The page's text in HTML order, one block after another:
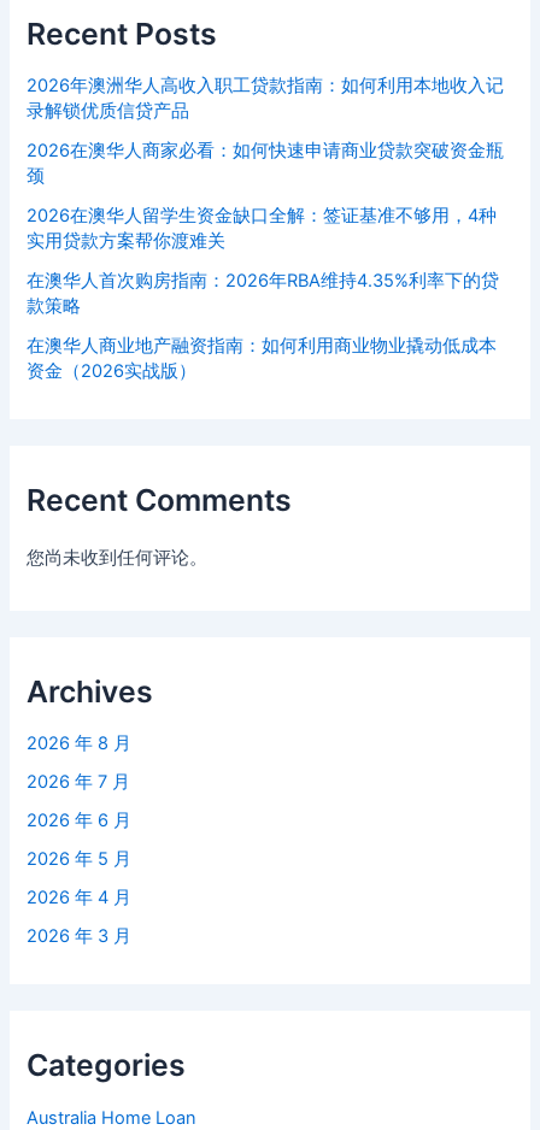
Recent Posts
2026年澳洲华人高收入职工贷款指南：如何利用本地收入记
录解锁优质信贷产品
2026在澳华人商家必看：如何快速申请商业贷款突破资金瓶
颈
2026在澳华人留学生资金缺口全解：签证基准不够用，4种
实用贷款方案帮你渡难关
在澳华人首次购房指南：2026年RBA维持4.35%利率下的贷
款策略
在澳华人商业地产融资指南：如何利用商业物业撬动低成本
资金（2026实战版）
Recent Comments
您尚未收到任何评论。
Archives
2026 年 8 月
2026 年 7 月
2026 年 6 月
2026 年 5 月
2026 年 4 月
2026 年 3 月
Categories
Australia Home Loan